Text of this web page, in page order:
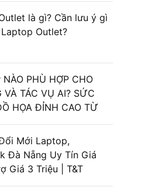
là gì? Cần lưu ý gì
Outlet?
NÀO PHÙ HỢP CHO
VÀ TÁC VỤ AI? SỨC
HỌA ĐỈNH CAO TỪ
ASUS GAMING
Mới Laptop,
Đà Nẵng Uy Tín Giá
Giá 3 Triệu | T&T